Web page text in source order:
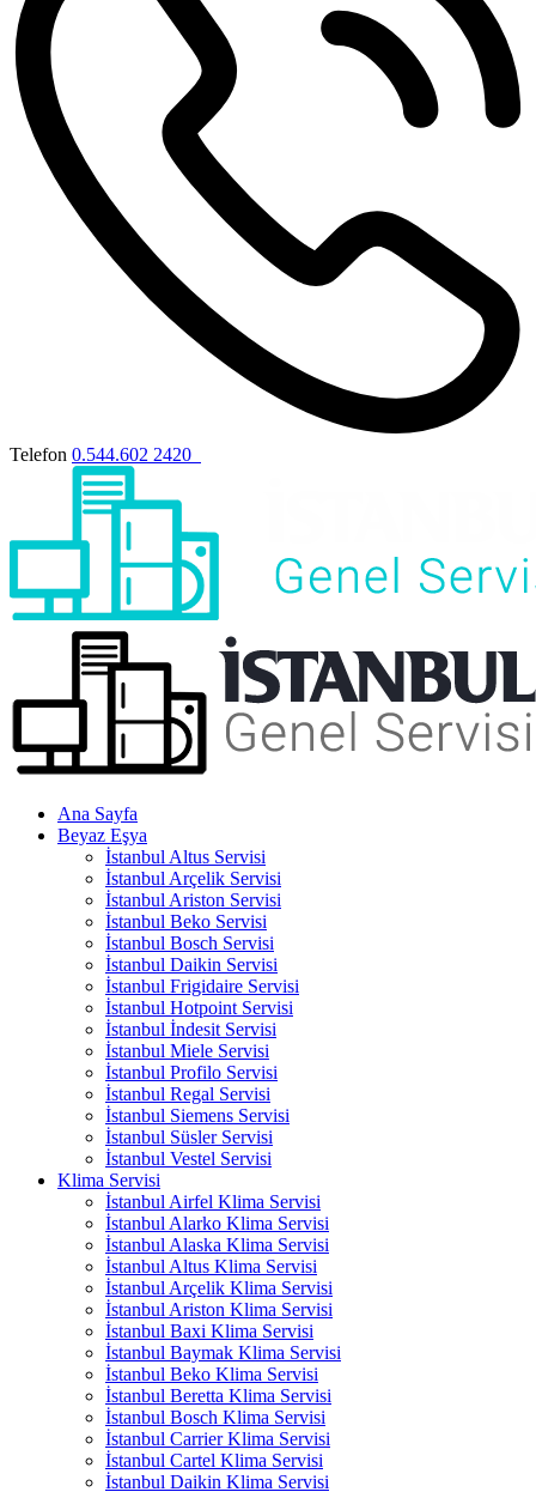
Telefon 0.544.602 2420
Ana Sayfa
Beyaz Eşya
İstanbul Altus Servisi
İstanbul Arçelik Servisi
İstanbul Ariston Servisi
İstanbul Beko Servisi
İstanbul Bosch Servisi
İstanbul Daikin Servisi
İstanbul Frigidaire Servisi
İstanbul Hotpoint Servisi
İstanbul İndesit Servisi
İstanbul Miele Servisi
İstanbul Profilo Servisi
İstanbul Regal Servisi
İstanbul Siemens Servisi
İstanbul Süsler Servisi
İstanbul Vestel Servisi
Klima Servisi
İstanbul Airfel Klima Servisi
İstanbul Alarko Klima Servisi
İstanbul Alaska Klima Servisi
İstanbul Altus Klima Servisi
İstanbul Arçelik Klima Servisi
İstanbul Ariston Klima Servisi
İstanbul Baxi Klima Servisi
İstanbul Baymak Klima Servisi
İstanbul Beko Klima Servisi
İstanbul Beretta Klima Servisi
İstanbul Bosch Klima Servisi
İstanbul Carrier Klima Servisi
İstanbul Cartel Klima Servisi
İstanbul Daikin Klima Servisi